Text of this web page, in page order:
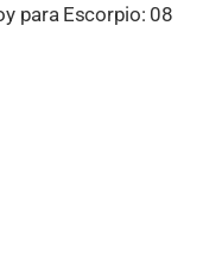
para Escorpio: 08